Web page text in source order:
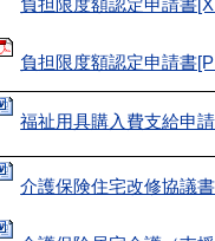
負担限度額認定申請書
負担限度額認定申請書
福祉用具購入費支給申
介護保険住宅改修協議